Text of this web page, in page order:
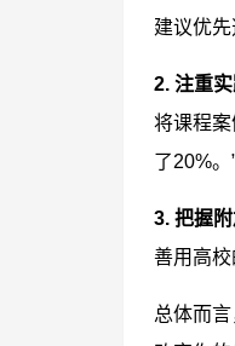
建议优
2. 注重
将课程
了20%。
3. 把握
善用高
总体而